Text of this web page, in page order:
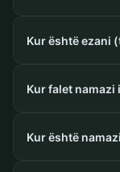
Kur është ezani
Kur falet namazi
Kur është